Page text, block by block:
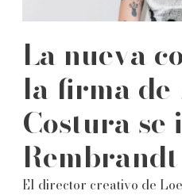
La nueva
la firma
Costura se
Rembrandt
El director creativo de